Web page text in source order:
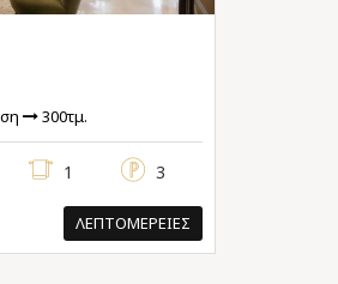
300τμ.
1 3
ΛΕΠΤΟΜΕΡΕΙΕΣ